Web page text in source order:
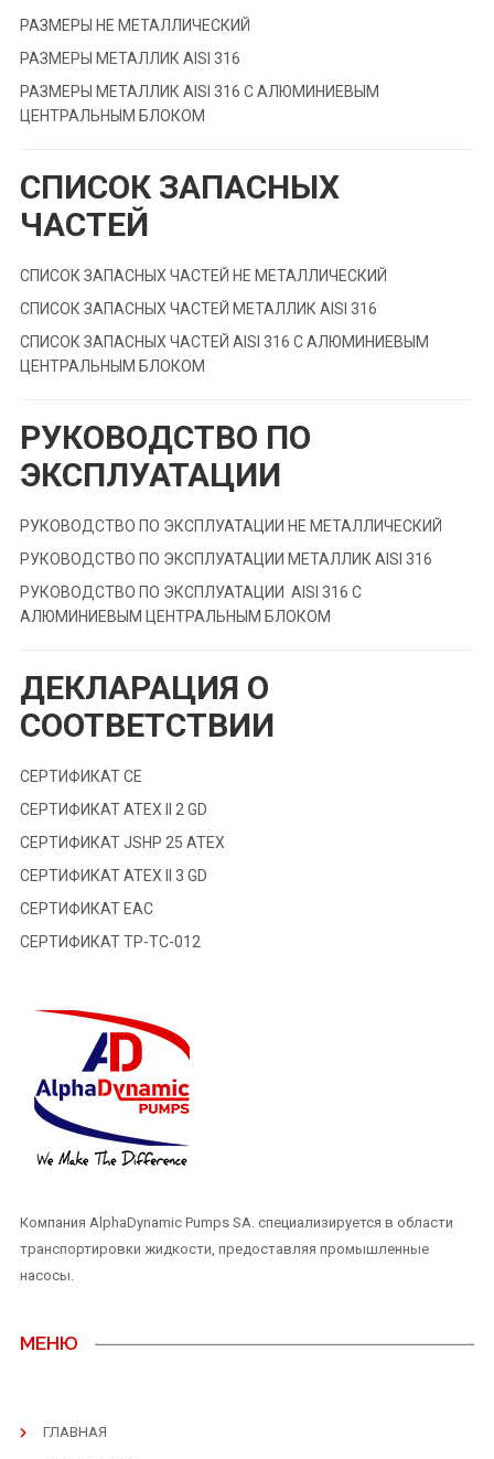
РАЗМЕРЫ НЕ МЕТАЛЛИЧЕСКИЙ
РАЗМЕРЫ МЕТАЛЛИК AISI 316
РАЗМЕРЫ МЕТАЛЛИК AISI 316 С АЛЮМИНИЕВЫМ
ЦЕНТРАЛЬНЫМ БЛОКОМ
СПИСОК ЗАПАСНЫХ
ЧАСТЕЙ
СПИСОК ЗАПАСНЫХ ЧАСТЕЙ НЕ МЕТАЛЛИЧЕСКИЙ
СПИСОК ЗАПАСНЫХ ЧАСТЕЙ МЕТАЛЛИК AISI 316
СПИСОК ЗАПАСНЫХ ЧАСТЕЙ AISI 316 С АЛЮМИНИЕВЫМ
ЦЕНТРАЛЬНЫМ БЛОКОМ
РУКОВОДСТВО ПО
ЭКСПЛУАТАЦИИ
РУКОВОДСТВО ПО ЭКСПЛУАТАЦИИ НЕ МЕТАЛЛИЧЕСКИЙ
РУКОВОДСТВО ПО ЭКСПЛУАТАЦИИ МЕТАЛЛИК AISI 316
РУКОВОДСТВО ПО ЭКСПЛУАТАЦИИ AISI 316 С
АЛЮМИНИЕВЫМ ЦЕНТРАЛЬНЫМ БЛОКОМ
ДЕКЛАРАЦИЯ О
СООТВЕТСТВИИ
СЕРТИФИКАТ СЕ
СЕРТИФИКАТ ATEX II 2 GD
СЕРТИФИКАТ JSHP 25 ATEX
СЕРТИФИКАТ ATEX II 3 GD
СЕРТИФИКАТ EAC
СЕРТИФИКАТ ТР-ТС-012
Компания AlphaDynamic Pumps SA. специализируется в области
транспортировки жидкости, предоставляя промышленные
насосы.
МЕНЮ
ГЛАВНАЯ